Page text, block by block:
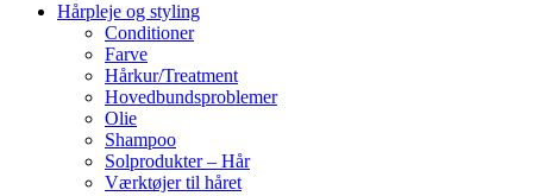
Hårpleje og styling
Conditioner
Farve
Hårkur/Treatment
Hovedbundsproblemer
Olie
Shampoo
Solprodukter – Hår
Værktøjer til håret